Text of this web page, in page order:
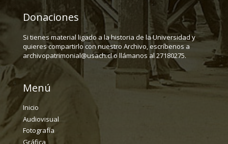
Donaciones
Si tienes material ligado a la historia de la Universidad y
quieres compartirlo con nuestro Archivo, escríbenos a
archivopatrimonial@usach.cl o llámanos al 27180275.
Menú
Inicio
Audiovisual
Fotografía
Gráfica